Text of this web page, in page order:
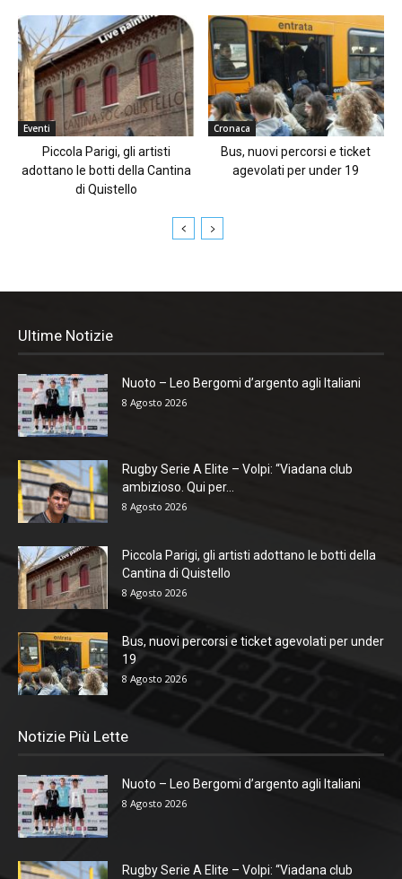
Eventi
Piccola Parigi, gli artisti
adottano le botti della Cantina
di Quistello
Cronaca
Bus, nuovi percorsi e ticket
agevolati per under 19
Ultime Notizie
Nuoto – Leo Bergomi d’argento agli Italiani
8 Agosto 2026
Rugby Serie A Elite – Volpi: “Viadana club
ambizioso. Qui per...
8 Agosto 2026
Piccola Parigi, gli artisti adottano le botti della
Cantina di Quistello
8 Agosto 2026
Bus, nuovi percorsi e ticket agevolati per under
19
8 Agosto 2026
Notizie Più Lette
Nuoto – Leo Bergomi d’argento agli Italiani
8 Agosto 2026
Rugby Serie A Elite – Volpi: “Viadana club